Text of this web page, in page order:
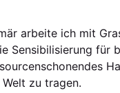
arbeite ich mit
Sensibilisierung für
zu tragen.